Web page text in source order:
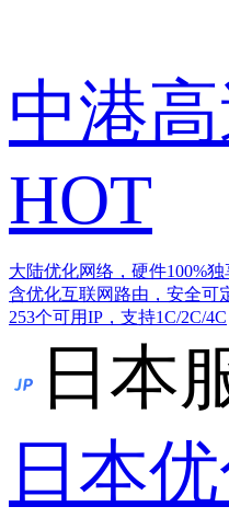
中港
HOT
大陆优化网络，硬件100%独
含优化互联网路由，安全可
253个可用IP，支持1C/2C/4C
日本
日本